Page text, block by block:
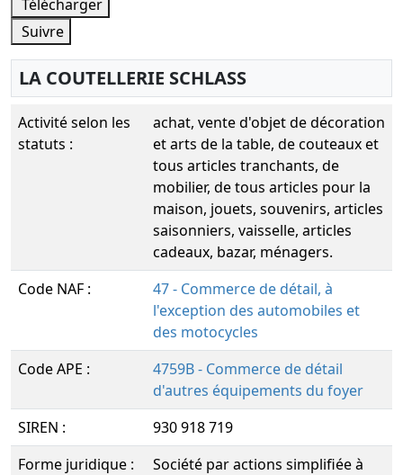
Télécharger
Suivre
LA COUTELLERIE SCHLASS
Activité selon les
statuts :
achat, vente d'objet de décoration
et arts de la table, de couteaux et
tous articles tranchants, de
mobilier, de tous articles pour la
maison, jouets, souvenirs, articles
saisonniers, vaisselle, articles
cadeaux, bazar, ménagers.
Code NAF :
47 - Commerce de détail, à
l'exception des automobiles et
des motocycles
Code APE :
4759B - Commerce de détail
d'autres équipements du foyer
SIREN :
930 918 719
Forme juridique :
Société par actions simplifiée à